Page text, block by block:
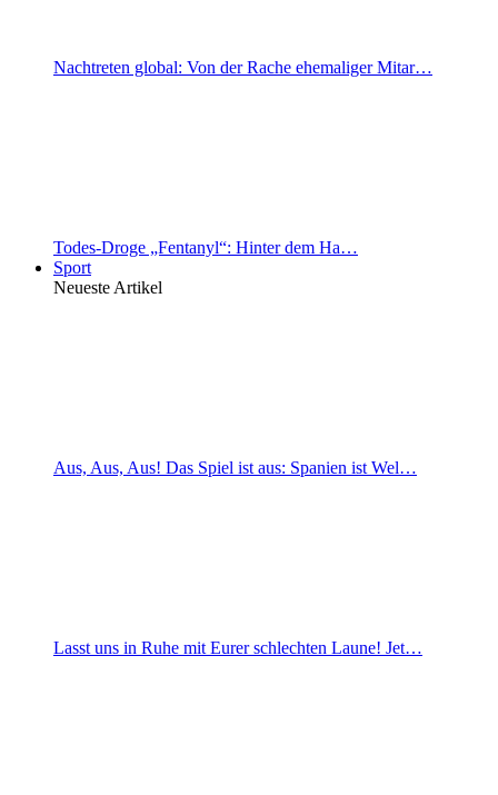
Nachtreten global: Von der Rache ehemaliger Mitar…
Todes-Droge „Fentanyl“: Hinter dem Ha…
Sport
Neueste Artikel
Aus, Aus, Aus! Das Spiel ist aus: Spanien ist Wel…
Lasst uns in Ruhe mit Eurer schlechten Laune! Jet…